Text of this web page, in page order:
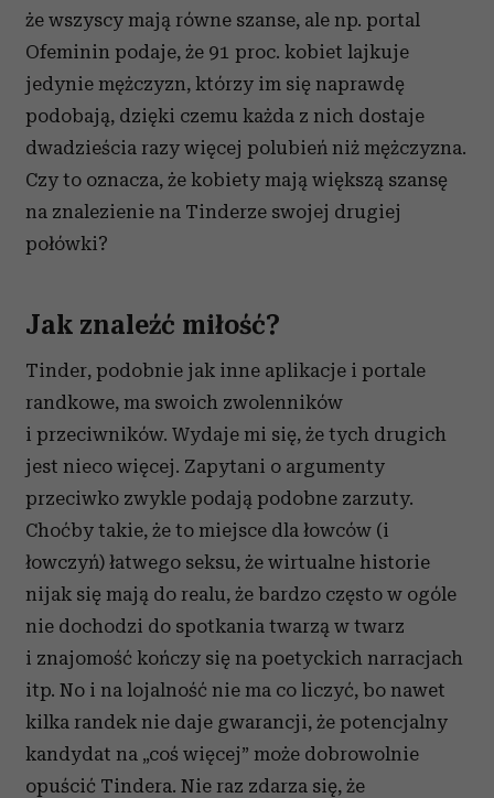
że wszyscy mają równe szanse, ale np. portal
Ofeminin podaje, że 91 proc. kobiet lajkuje
jedynie mężczyzn, którzy im się naprawdę
podobają, dzięki czemu każda z nich dostaje
dwadzieścia razy więcej polubień niż mężczyzna.
Czy to oznacza, że kobiety mają większą szansę
na znalezienie na Tinderze swojej drugiej
połówki?
Jak znaleźć miłość?
Tinder, podobnie jak inne aplikacje i portale
randkowe, ma swoich zwolenników
i przeciwników. Wydaje mi się, że tych drugich
jest nieco więcej. Zapytani o argumenty
przeciwko zwykle podają podobne zarzuty.
Choćby takie, że to miejsce dla łowców (i
łowczyń) łatwego seksu, że wirtualne historie
nijak się mają do realu, że bardzo często w ogóle
nie dochodzi do spotkania twarzą w twarz
i znajomość kończy się na poetyckich narracjach
itp. No i na lojalność nie ma co liczyć, bo nawet
kilka randek nie daje gwarancji, że potencjalny
kandydat na „coś więcej” może dobrowolnie
opuścić Tindera. Nie raz zdarza się, że